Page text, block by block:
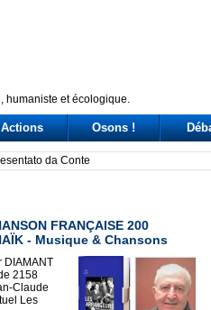
humaniste et écologique.
Actions Osons !
tensioni nel governo. Passa la linea
FRANÇAISE 200
- Musique & Chansons
DIAMANT
2158
Claude
Les